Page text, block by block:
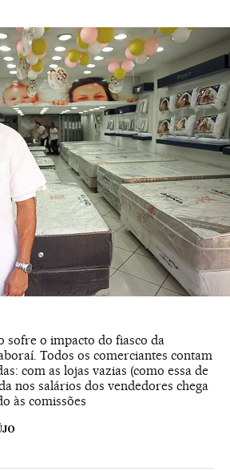
sofre o impacto do fiasco da
Todos os comerciantes contam
com as lojas vazias (como essa de
nos salários dos vendedores chega
às comissões